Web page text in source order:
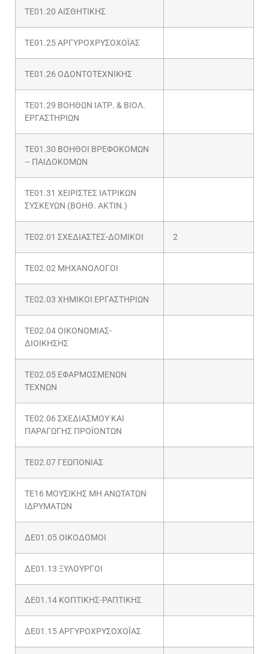
ΤΕ01.20 ΑΙΣΘΗΤΙΚΗΣ
ΤΕ01.25 ΑΡΓΥΡΟΧΡΥΣΟΧΟΪΑΣ
ΤΕ01.26 ΟΔΟΝΤΟΤΕΧΝΙΚΗΣ
ΤΕ01.29 ΒΟΗΘΩΝ ΙΑΤΡ. & ΒΙΟΛ.
ΕΡΓΑΣΤΗΡΙΩΝ
ΤΕ01.30 ΒΟΗΘΟΙ ΒΡΕΦΟΚΟΜΩΝ
– ΠΑΙΔΟΚΟΜΩΝ
ΤΕ01.31 ΧΕΙΡΙΣΤΕΣ ΙΑΤΡΙΚΩΝ
ΣΥΣΚΕΥΩΝ (ΒΟΗΘ. ΑΚΤΙΝ.)
ΤΕ02.01 ΣΧΕΔΙΑΣΤΕΣ-ΔΟΜΙΚΟΙ 2
ΤΕ02.02 ΜΗΧΑΝΟΛΟΓΟΙ
ΤΕ02.03 ΧΗΜΙΚΟΙ ΕΡΓΑΣΤΗΡΙΩΝ
ΤΕ02.04 ΟΙΚΟΝΟΜΙΑΣ-
ΔΙΟΙΚΗΣΗΣ
ΤΕ02.05 ΕΦΑΡΜΟΣΜΕΝΩΝ
ΤΕΧΝΩΝ
ΤΕ02.06 ΣΧΕΔΙΑΣΜΟΥ ΚΑΙ
ΠΑΡΑΓΩΓΗΣ ΠΡΟΪΟΝΤΩΝ
ΤΕ02.07 ΓΕΩΠΟΝΙΑΣ
ΤΕ16 ΜΟΥΣΙΚΗΣ ΜΗ ΑΝΩΤΑΤΩΝ
ΙΔΡΥΜΑΤΩΝ
ΔΕ01.05 ΟΙΚΟΔΟΜΟΙ
ΔΕ01.13 ΞΥΛΟΥΡΓΟΙ
ΔΕ01.14 ΚΟΠΤΙΚΗΣ-ΡΑΠΤΙΚΗΣ
ΔΕ01.15 ΑΡΓΥΡΟΧΡΥΣΟΧΟΪΑΣ